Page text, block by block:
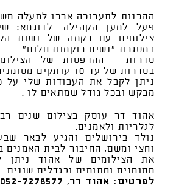
ההכנות לתערוכה ארכו למעלה
פעל למען הקהילה. לדוגמא:
צילומים עם רקמה של נשות
במסגרת "נשים רוקמות חלום".
סדרות – ההדפסות של
בסדרות של עד 10 עותקים מסומנים וחתומים .
ניתן לקבל את העבודות שלי על
מבקש ובכל גודל שמתאים לו .
אהוד דר עוסק בצילום שנים
לגלריות ולאמנים.
נולד בירושלים והגיע לבאר
וחצי ומשם, החיבור לבית האמנים
את הצילומים של אהוד ניתן
מסומנים וחתומים ובגדלים שונים.
לפרטים: אהוד דר, 052-7278577